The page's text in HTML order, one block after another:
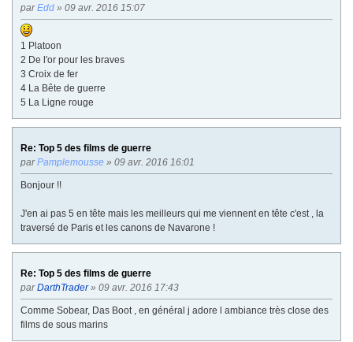
parEdd » 09 avr. 2016 15:07
1 Platoon
2 De l'or pour les braves
3 Croix de fer
4 La Bête de guerre
5 La Ligne rouge
Re: Top 5 des films de guerre
parPamplemousse » 09 avr. 2016 16:01
Bonjour !!
J'en ai pas 5 en tête mais les meilleurs qui me viennent en tête c'est , la
traversé de Paris et les canons de Navarone !
Re: Top 5 des films de guerre
parDarthTrader» 09 avr. 2016 17:43
Comme Sobear, Das Boot , en général j adore l ambiance très close des
films de sous marins